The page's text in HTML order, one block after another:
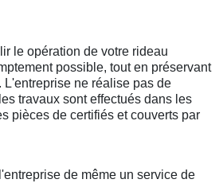
le opération de votre rideau
possible, tout en préservant
L'entreprise ne réalise pas de
travaux sont effectués dans les
pièces de certifiés et couverts par
de même un service de